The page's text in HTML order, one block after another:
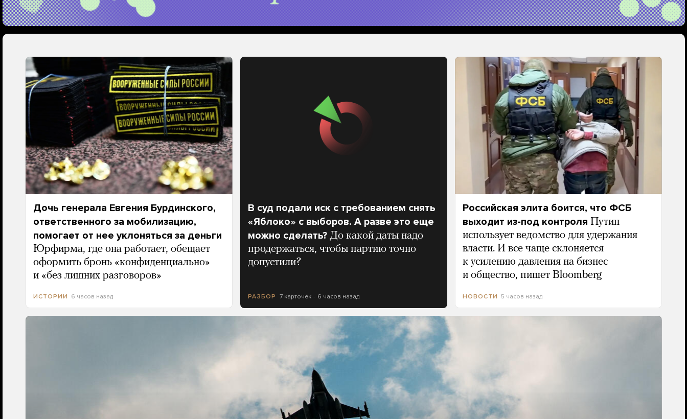
Дочь генерала Евгения Бурдинского,
ответственного за мобилизацию,
помогает от нее уклоняться за деньги
Юрфирма, где она работает, обещает
оформить бронь «конфиденциально»
и «без лишних разговоров»
ИСТОРИИ 6 часов назад
В суд подали иск с требованием снять
«Яблоко» с выборов. А разве это еще
можно сделать? До какой даты надо
продержаться, чтобы партию точно
допустили?
РАЗБОР 7 карточек 6 часов назад
Российская элита боится, что ФСБ
выходит из-под контроля Путин
использует ведомство для удержания
власти. И все чаще склоняется
к усилению давления на бизнес
и общество, пишет Bloomberg
НОВОСТИ 5 часов назад